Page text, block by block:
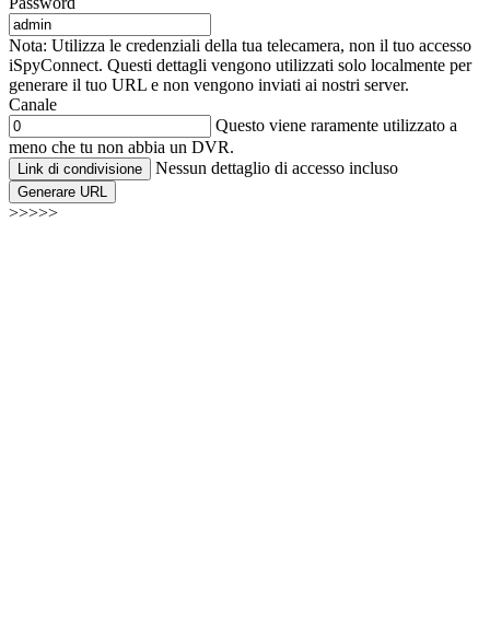
Nota: Utilizza le credenziali della tua telecamera, non il tuo accesso
iSpyConnect. Questi dettagli vengono utilizzati solo localmente per
generare il tuo URL e non vengono inviati ai nostri server.
Canale
Questo viene raramente utilizzato a
meno che tu non abbia un DVR.
Link di condivisione Nessun dettaglio di accesso incluso
Generare URL
>>>>>